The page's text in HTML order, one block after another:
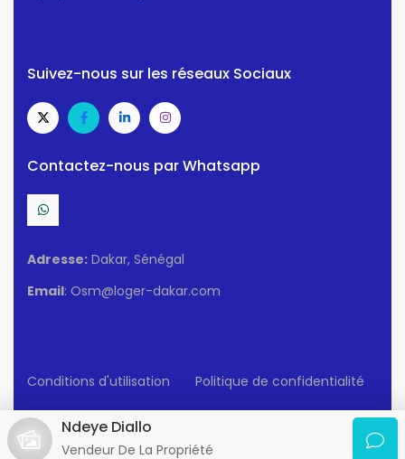
Suivez-nous sur les réseaux Sociaux
Contactez-nous par Whatsapp
Adresse: Dakar, Sénégal
Email: Osm@loger-dakar.com
Conditions d'utilisation Politique de confidentialité
© 2025 Loger-Dakar. Tous Droits Réservés.
Ndeye Diallo
Vendeur De La Propriété